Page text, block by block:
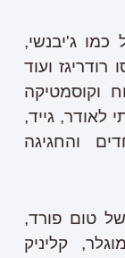
ג'יבנשי,
רודריגז ועוד
וקוסמטיקה
לאודר, גייד,
והחגיגה
טום פורד,
קליניק